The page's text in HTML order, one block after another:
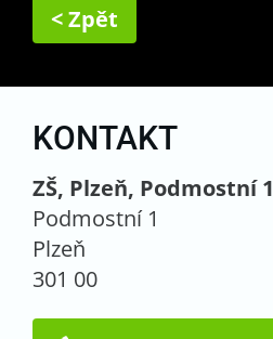
< Zpět
KONTAKT
ZŠ, Plzeň, Podmostní 1
Podmostní 1
Plzeň
301 00